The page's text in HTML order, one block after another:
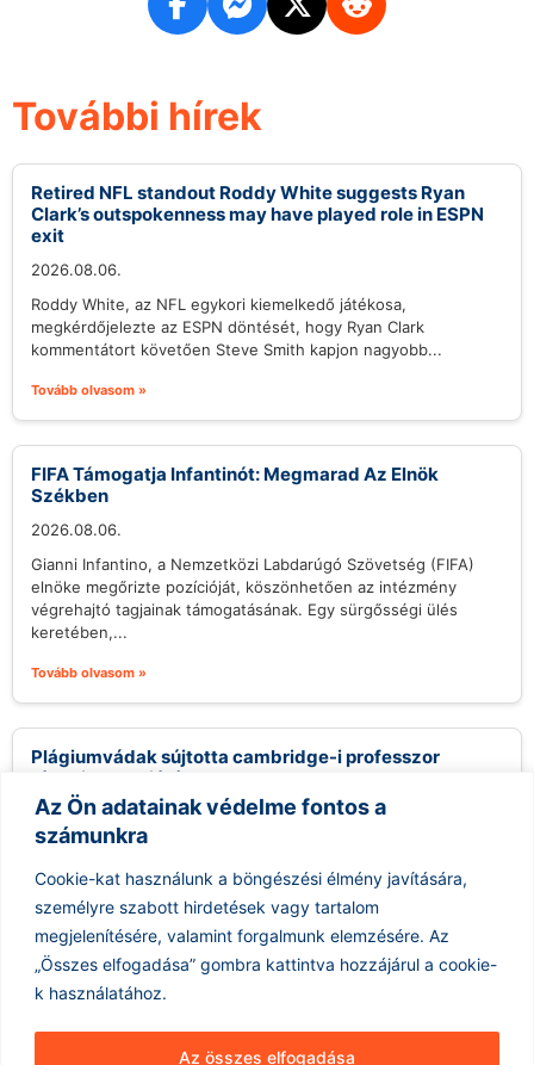
Az Ön adatainak védelme fontos a
számunkra
Cookie-kat használunk a böngészési élmény javítására,
személyre szabott hirdetések vagy tartalom
megjelenítésére, valamint forgalmunk elemzésére. Az
„Összes elfogadása” gombra kattintva hozzájárul a cookie-
k használatához.
Az összes elfogadása
További hírek
Retired NFL standout Roddy White suggests Ryan
Clark’s outspokenness may have played role in ESPN
exit
2026.08.06.
Roddy White, az NFL egykori kiemelkedő játékosa,
megkérdőjelezte az ESPN döntését, hogy Ryan Clark
kommentátort követően Steve Smith kapjon nagyobb...
Tovább olvasom »
FIFA Támogatja Infantinót: Megmarad Az Elnök
Székben
2026.08.06.
Gianni Infantino, a Nemzetközi Labdarúgó Szövetség (FIFA)
elnöke megőrizte pozícióját, köszönhetően az intézmény
végrehajtó tagjainak támogatásának. Egy sürgősségi ülés
keretében,...
Tovább olvasom »
Plágiumvádak sújtotta cambridge-i professzor
távozik posztjáról
2026.08.06.
Jason Arday, a Cambridge-i Egyetem professzora, aki nemrég
került a figyelem középpontjába több plágiumváddal
kapcsolatban, távozott pozíciójából, miután az egyetem...
Tovább olvasom »